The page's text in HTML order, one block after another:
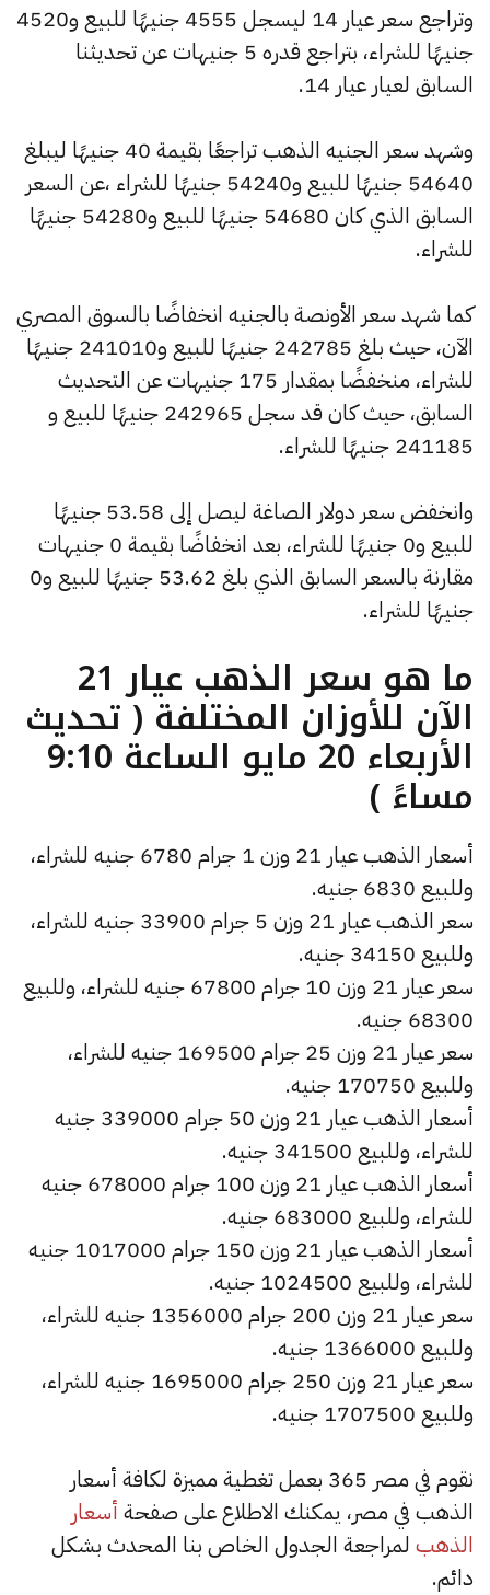
وتراجع سعر عيار 14 ليسجل 4555 جنيهًا للبيع و4520
جنيهًا للشراء، بتراجع قدره 5 جنيهات عن تحديثنا
السابق لعيار عيار 14.
وشهد سعر الجنيه الذهب تراجعًا بقيمة 40 جنيهًا ليبلغ
54640 جنيهًا للبيع و54240 جنيهًا للشراء ،عن السعر
السابق الذي كان 54680 جنيهًا للبيع و54280 جنيهًا
للشراء.
كما شهد سعر الأونصة بالجنيه انخفاضًا بالسوق المصري
الآن، حيث بلغ 242785 جنيهًا للبيع و241010 جنيهًا
للشراء، منخفضًا بمقدار 175 جنيهات عن التحديث
السابق، حيث كان قد سجل 242965 جنيهًا للبيع و
241185 جنيهًا للشراء.
وانخفض سعر دولار الصاغة ليصل إلى 53.58 جنيهًا
للبيع و0 جنيهًا للشراء، بعد انخفاضًا بقيمة 0 جنيهات
مقارنة بالسعر السابق الذي بلغ 53.62 جنيهًا للبيع و0
جنيهًا للشراء.
ما هو سعر الذهب عيار 21
الآن للأوزان المختلفة ( تحديث
الأربعاء 20 مايو الساعة 9:10
مساءً )
أسعار الذهب عيار 21 وزن 1 جرام 6780 جنيه للشراء،
وللبيع 6830 جنيه.
سعر الذهب عيار 21 وزن 5 جرام 33900 جنيه للشراء،
وللبيع 34150 جنيه.
سعر عيار 21 وزن 10 جرام 67800 جنيه للشراء، وللبيع
68300 جنيه.
سعر عيار 21 وزن 25 جرام 169500 جنيه للشراء،
وللبيع 170750 جنيه.
أسعار الذهب عيار 21 وزن 50 جرام 339000 جنيه
للشراء، وللبيع 341500 جنيه.
أسعار الذهب عيار 21 وزن 100 جرام 678000 جنيه
للشراء، وللبيع 683000 جنيه.
أسعار الذهب عيار 21 وزن 150 جرام 1017000 جنيه
للشراء، وللبيع 1024500 جنيه.
سعر عيار 21 وزن 200 جرام 1356000 جنيه للشراء،
وللبيع 1366000 جنيه.
سعر عيار 21 وزن 250 جرام 1695000 جنيه للشراء،
وللبيع 1707500 جنيه.
نقوم في مصر 365 بعمل تغطية مميزة لكافة أسعار
الذهب في مصر، يمكنك الاطلاع على صفحة أسعار
الذهب لمراجعة الجدول الخاص بنا المحدث بشكل
دائم.